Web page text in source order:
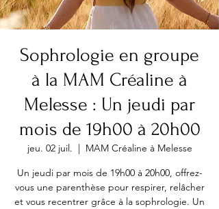
Sophrologie en groupe
à la MAM Créaline à
Melesse : Un jeudi par
mois de 19h00 à 20h00
jeu. 02 juil.
MAM Créaline à Melesse
Un jeudi par mois de 19h00 à 20h00, offrez-
vous une parenthèse pour respirer, relâcher
et vous recentrer grâce à la sophrologie. Un